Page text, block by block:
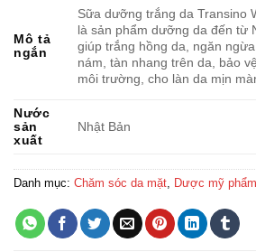
Mô tả
ngắn
Sữa dưỡng trắng da Transino
là sản phẩm dưỡng da đến từ
giúp trắng hồng da, ngăn
nám, tàn nhang trên da, bảo
môi trường, cho làn da mịn
Nước
sản
xuất
Nhật Bản
Danh mục: Chăm sóc da mặt Dược mỹ phẩm